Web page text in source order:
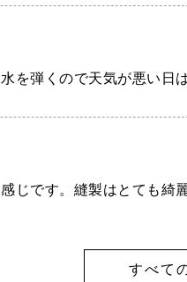
を弾くので天気が悪い日
じです。縫製はとても綺
すべて